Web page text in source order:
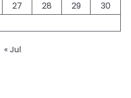
27 28 29
30
« Jul